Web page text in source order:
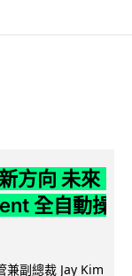
方向 未來
全自動操
兼副總裁 Jay Kim